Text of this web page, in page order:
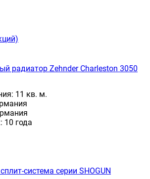
радиатор Zehnder Charleston 3050
11 кв. м.
10 года